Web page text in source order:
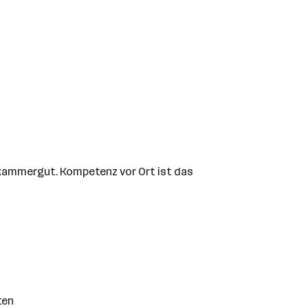
Kompetenz vor Ort ist das